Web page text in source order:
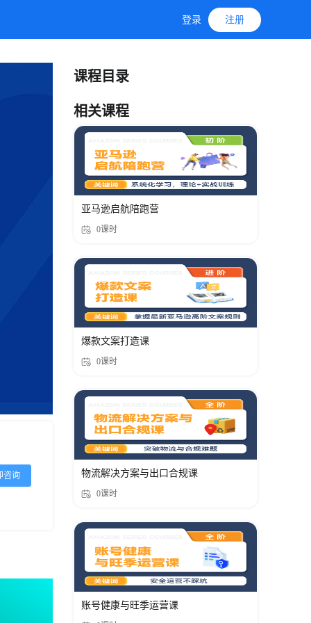
登录 注册
咨询
课程目录
相关课程
亚马逊启航陪跑营
0课时
爆款文案打造课
0课时
物流解决方案与出口合规课
0课时
账号健康与旺季运营课